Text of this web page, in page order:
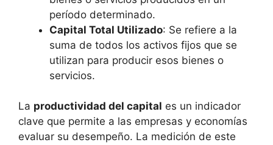
período determinado.
Capital Total Utilizado: Se refiere a la
suma de todos los activos fijos que se
utilizan para producir esos bienes o
servicios.
La productividad del capital es un indicador
clave que permite a las empresas y economías
evaluar su desempeño. La medición de este